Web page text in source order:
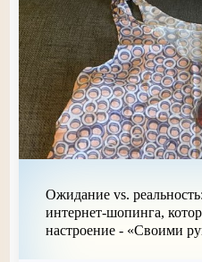
Ожидание vs.
интернет-шопинга,
настроение - «Своими